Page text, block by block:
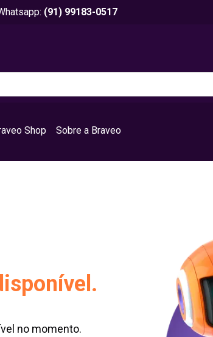
(91) 99183-0517
Shop Sobre a Braveo
no momento.